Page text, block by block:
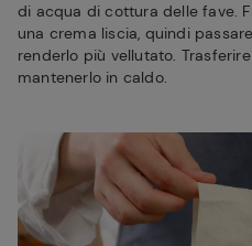
di acqua di cottura delle fave.
una crema liscia, quindi
renderlo più vellutato.
mantenerlo in caldo.